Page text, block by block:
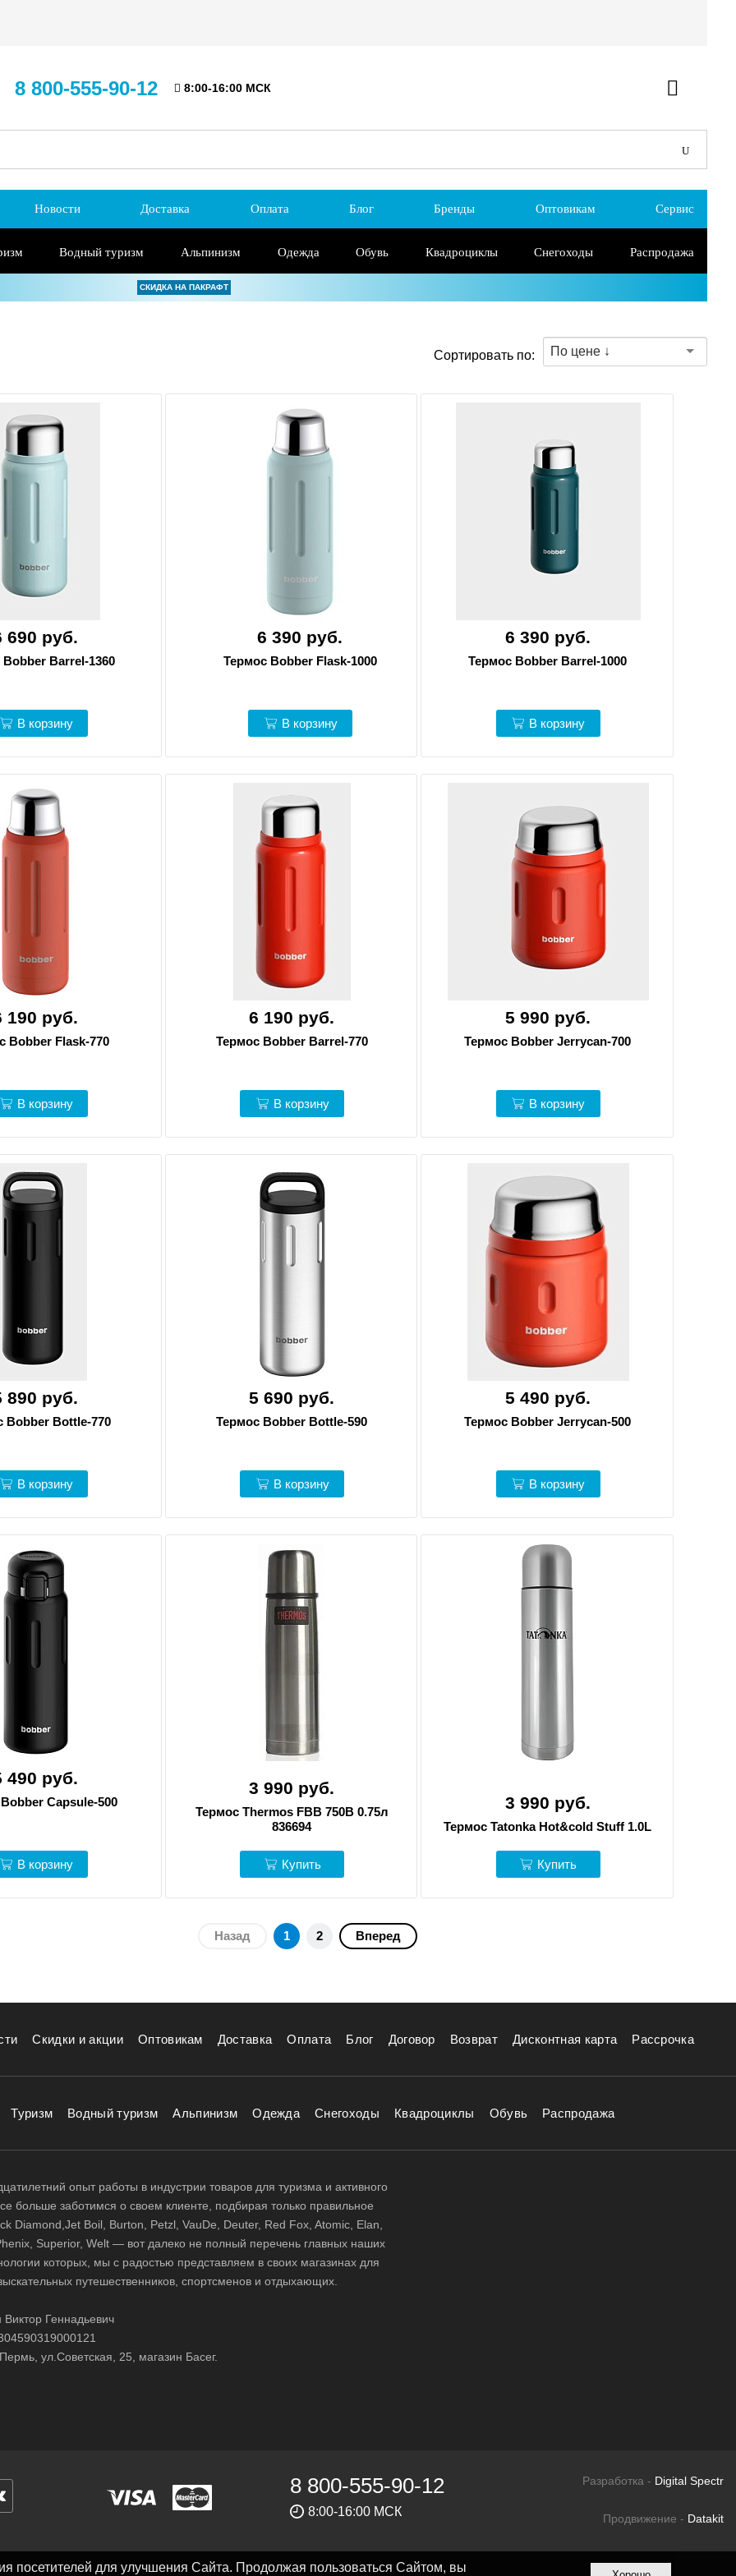
8 800-555-90-12 8:00-16:00 МСК
Новости Доставка Оплата Блог Бренды Оптовикам Сервис
Водный туризм Альпинизм Одежда Обувь Квадроциклы Снегоходы Распродажа
СКИДКА НА ПАКРАФТ
Сортировать по: По цене ↓
690 руб.
Barrel-1360
В корзину
6 390 руб.
Термос Bobber Flask-1000
В корзину
6 390 руб.
Термос Bobber Barrel-1000
В корзину
190 руб.
Bobber Flask-770
В корзину
6 190 руб.
Термос Bobber Barrel-770
В корзину
5 990 руб.
Термос Bobber Jerrycan-700
В корзину
890 руб.
Bobber Bottle-770
В корзину
5 690 руб.
Термос Bobber Bottle-590
В корзину
5 490 руб.
Термос Bobber Jerrycan-500
В корзину
490 руб.
Capsule-500
В корзину
3 990 руб.
Термос Thermos FBB 750B 0.75л
836694
Купить
3 990 руб.
Термос Tatonka Hot&cold Stuff 1.0L
Купить
Назад 1 2 Вперед
Скидки и акции Оптовикам Доставка Оплата Блог Договор Возврат Дисконтная карта Рассрочка
Туризм Водный туризм Альпинизм Одежда Снегоходы Квадроциклы Обувь Распродажа
опыт работы в индустрии товаров для туризма и активного
больше заботимся о своем клиенте, подбирая только правильное
Diamond,Jet Boil, Burton, Petzl, VauDe, Deuter, Red Fox, Atomic, Elan,
Superior, Welt — вот далеко не полный перечень главных наших
которых, мы с радостью представляем в своих магазинах для
путешественников, спортсменов и отдыхающих.
Геннадьевич
ул.Советская, 25, магазин Басег.
8 800-555-90-12
8:00-16:00 МСК
Разработка - Digital Spectr
Продвижение - Datakit
посетителей для улучшения Сайта. Продолжая пользоваться Сайтом, вы